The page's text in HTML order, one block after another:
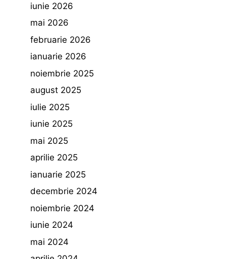
iunie 2026
mai 2026
februarie 2026
ianuarie 2026
noiembrie 2025
august 2025
iulie 2025
iunie 2025
mai 2025
aprilie 2025
ianuarie 2025
decembrie 2024
noiembrie 2024
iunie 2024
mai 2024